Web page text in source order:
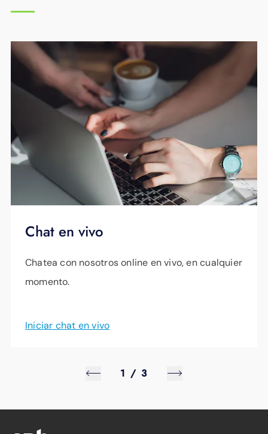
Chat en vivo
Chatea con nosotros online en vivo, en cualquier
momento.
Iniciar chat en vivo
1 / 3